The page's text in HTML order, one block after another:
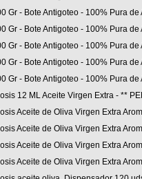
Gr - Bote Antigoteo - 100% Pura
Gr - Bote Antigoteo - 100% Pura
Gr - Bote Antigoteo - 100% Pura
Gr - Bote Antigoteo - 100% Pura
Gr - Bote Antigoteo - 100% Pura
12 ML Aceite Virgen Extra - **
Aceite de Oliva Virgen Extra
Aceite de Oliva Virgen Extra
Aceite de Oliva Virgen Extra
Aceite de Oliva Virgen Extra